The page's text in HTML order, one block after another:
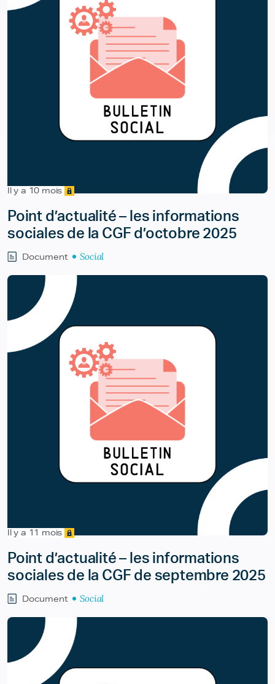
Il y a 10 mois
Point d’actualité – les informations
sociales de la CGF d’octobre 2025
Document Social
Il y a 11 mois
Point d’actualité – les informations
sociales de la CGF de septembre 2025
Document Social